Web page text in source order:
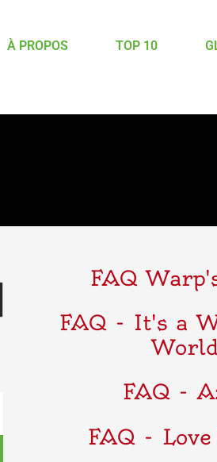
À PROPOS TOP 10
FAQ
FAQ - It's a
World
FAQ -
FAQ -